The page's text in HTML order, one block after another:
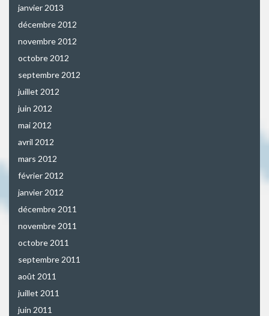
janvier 2013
décembre 2012
novembre 2012
octobre 2012
septembre 2012
juillet 2012
juin 2012
mai 2012
avril 2012
mars 2012
février 2012
janvier 2012
décembre 2011
novembre 2011
octobre 2011
septembre 2011
août 2011
juillet 2011
juin 2011